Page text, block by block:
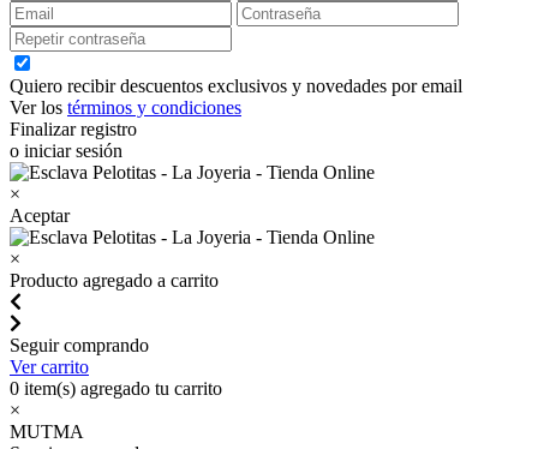
Quiero recibir descuentos exclusivos y novedades por email
Ver los términos y condiciones
Finalizar registro
o iniciar sesión
×
Aceptar
×
Producto agregado a carrito
Seguir comprando
Ver carrito
0 item(s) agregado tu carrito
×
MUTMA